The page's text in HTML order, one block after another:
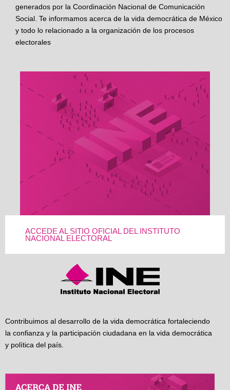
generados por la Coordinación Nacional de Comunicación
Social. Te informamos acerca de la vida democrática de México
y todo lo relacionado a la organización de los procesos
electorales
ACCEDE AL SITIO OFICIAL DEL INSTITUTO
NACIONAL ELECTORAL
Contribuimos al desarrollo de la vida democrática fortaleciendo
la confianza y la participación ciudadana en la vida democrática
y política del país.